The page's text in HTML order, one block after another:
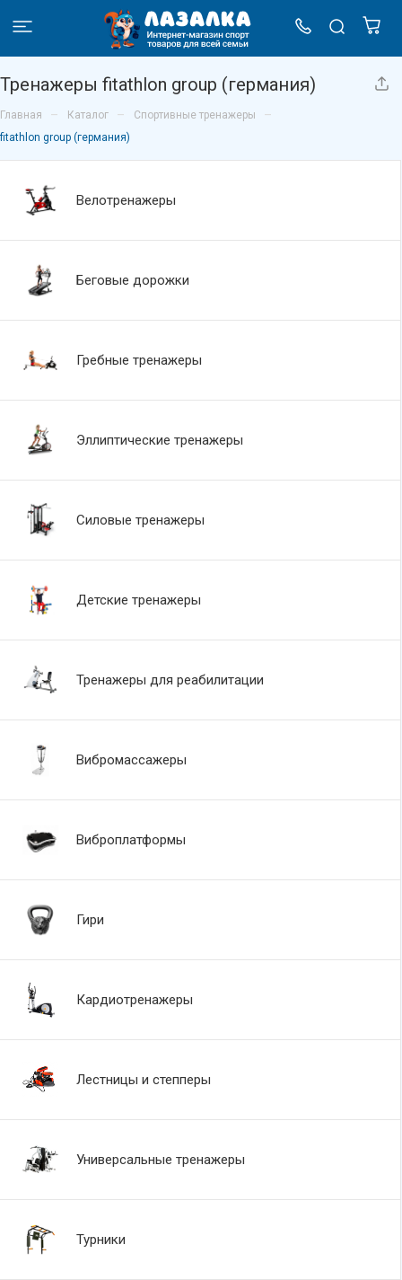
Тренажеры fitathlon group (германия)
Главная – Каталог – Спортивные тренажеры –
fitathlon group (германия)
Велотренажеры
Беговые дорожки
Гребные тренажеры
Эллиптические тренажеры
Силовые тренажеры
Детские тренажеры
Тренажеры для реабилитации
Вибромассажеры
Виброплатформы
Гири
Кардиотренажеры
Лестницы и степперы
Универсальные тренажеры
Турники